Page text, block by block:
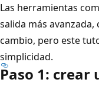
Las herramientas
salida más
cambio, pero este
simplicidad.
Paso 1: crear